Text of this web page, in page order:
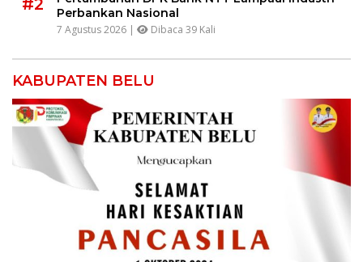
Perbankan Nasional
7 Agustus 2026 | Dibaca 39 Kali
KABUPATEN BELU